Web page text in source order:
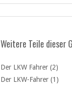
Weitere Teile dieser
Der LKW Fahrer (2)
Der LKW-Fahrer (1)